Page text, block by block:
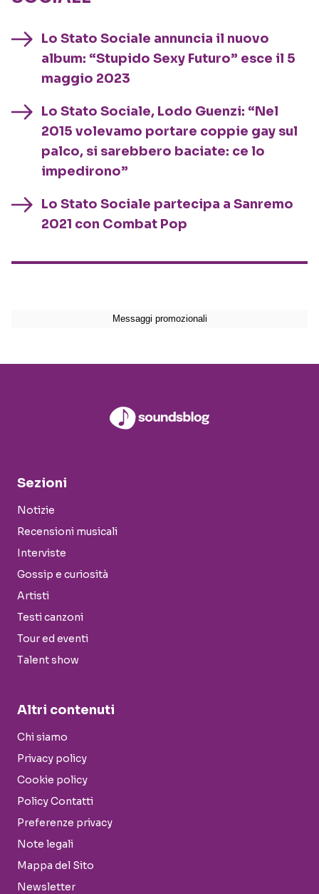
Lo Stato Sociale annuncia il nuovo
album: “Stupido Sexy Futuro” esce il 5
maggio 2023
Lo Stato Sociale, Lodo Guenzi: “Nel
2015 volevamo portare coppie gay sul
palco, si sarebbero baciate: ce lo
impedirono”
Lo Stato Sociale partecipa a Sanremo
2021 con Combat Pop
Sezioni
Notizie
Recensioni musicali
Interviste
Gossip e curiosità
Artisti
Testi canzoni
Tour ed eventi
Talent show
Altri contenuti
Chi siamo
Privacy policy
Cookie policy
Policy Contatti
Preferenze privacy
Note legali
Mappa del Sito
Newsletter